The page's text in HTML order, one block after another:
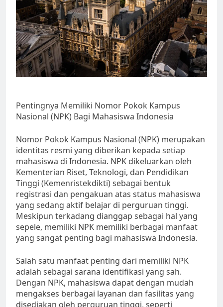
Pentingnya Memiliki Nomor Pokok Kampus
Nasional (NPK) Bagi Mahasiswa Indonesia
Nomor Pokok Kampus Nasional (NPK) merupakan
identitas resmi yang diberikan kepada setiap
mahasiswa di Indonesia. NPK dikeluarkan oleh
Kementerian Riset, Teknologi, dan Pendidikan
Tinggi (Kemenristekdikti) sebagai bentuk
registrasi dan pengakuan atas status mahasiswa
yang sedang aktif belajar di perguruan tinggi.
Meskipun terkadang dianggap sebagai hal yang
sepele, memiliki NPK memiliki berbagai manfaat
yang sangat penting bagi mahasiswa Indonesia.
Salah satu manfaat penting dari memiliki NPK
adalah sebagai sarana identifikasi yang sah.
Dengan NPK, mahasiswa dapat dengan mudah
mengakses berbagai layanan dan fasilitas yang
disediakan oleh perguruan tinggi, seperti